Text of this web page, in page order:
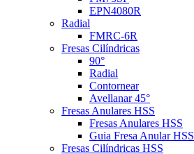
EPN4080R
Radial
FMRC-6R
Fresas Cilíndricas
90°
Radial
Contornear
Avellanar 45°
Fresas Anulares HSS
Fresas Anulares HSS
Guia Fresa Anular HSS
Fresas Cilíndricas HSS